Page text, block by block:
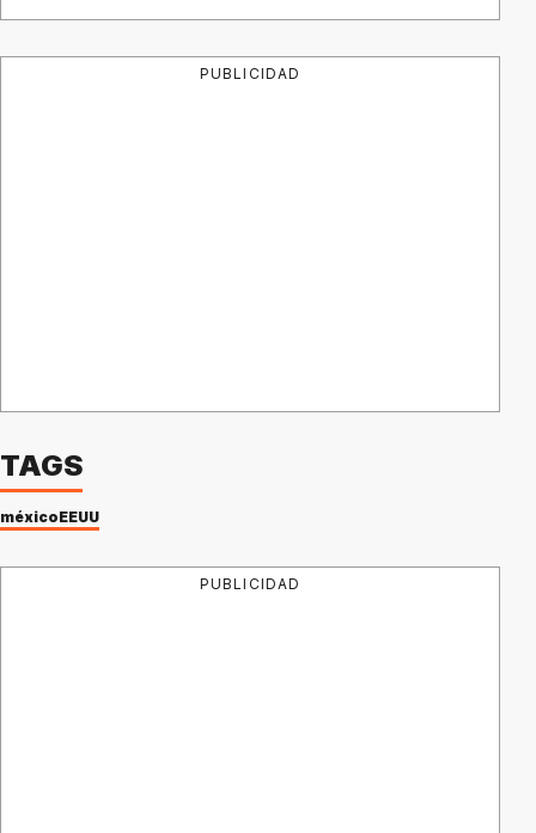
PUBLICIDAD
TAGS
méxicoEEUU
PUBLICIDAD